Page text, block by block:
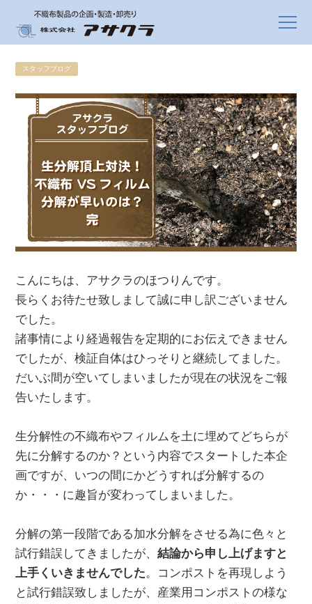
スタッフブログ
こんにちは、アサクラのほつりんです。
長らくお待たせ致しまして誠に申し訳ございません
でした。
諸事情により経過報告を定期的にお伝えできません
でしたが、検証自体はひっそりと継続してました。
だいぶ間が空いてしまいましたが現在の状況をご報
告いたします。
生分解性の不織布やフィルムを土に埋めてどちらが
先に分解するのか？という内容でスタートした本企
画ですが、いつの間にかどうすれば分解するの
か・・・に趣旨が変わってしまいました。
分解の第一段階である加水分解をさせる為に色々と
試行錯誤してきましたが、結論から申し上げますと
上手くいきませんでした。コンポストを再現しよう
と試行錯誤致しましたが、産業用コンポストの様な